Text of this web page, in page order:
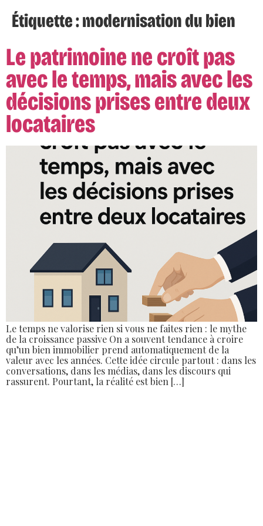
Étiquette :modernisation du bien
Le patrimoine ne croît pas
avec le temps, mais avec les
décisions prises entre deux
locataires
Le temps ne valorise rien si vous ne faites rien : le mythe
de la croissance passive On a souvent tendance à croire
qu’un bien immobilier prend automatiquement de la
valeur avec les années. Cette idée circule partout : dans les
conversations, dans les médias, dans les discours qui
rassurent. Pourtant, la réalité est bien […]